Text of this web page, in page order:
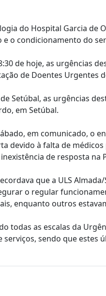
do Hospital Garcia de
o condicionamento do
de hoje, as urgências
de Doentes Urgentes
Setúbal, as urgências
em Setúbal.
em comunicado, o
devido à falta de
de resposta na
que a ULS
o regular
enquanto outros
todas as escalas da
sendo que estes